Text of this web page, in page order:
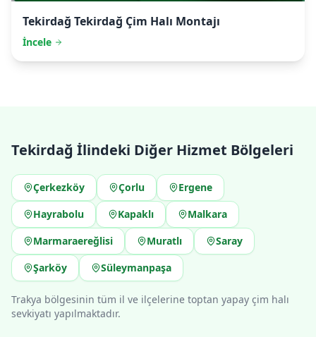
Tekirdağ Tekirdağ Çim Halı Montajı
İncele
Tekirdağ İlindeki Diğer Hizmet Bölgeleri
Çerkezköy Çorlu
Ergene
Hayrabolu
Kapaklı
Malkara
Marmaraereğlisi
Muratlı
Saray
Şarköy
Süleymanpaşa
Trakya bölgesinin tüm il ve ilçelerine toptan yapay çim halı
sevkiyatı yapılmaktadır.